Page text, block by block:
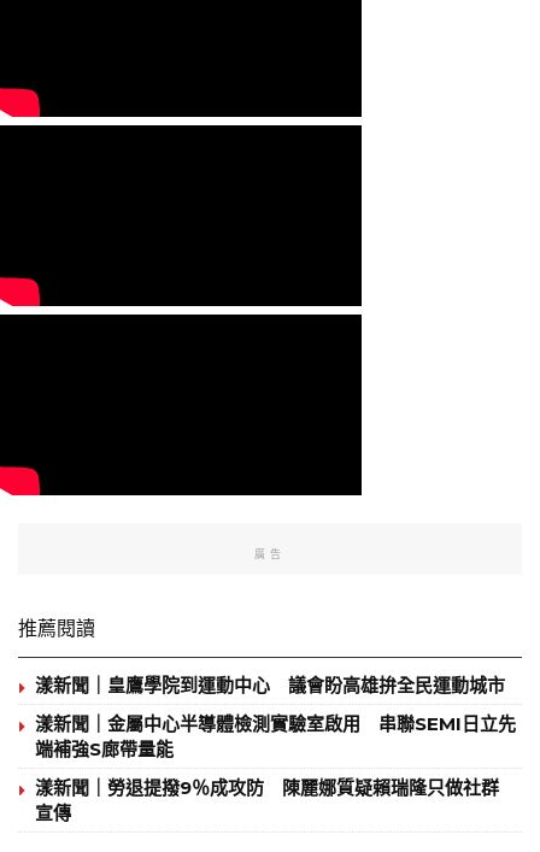
廣告
推薦閱讀
漾新聞｜皇鷹學院到運動中心 議會盼高雄拚全民運動城市
漾新聞｜金屬中心半導體檢測實驗室啟用 串聯SEMI日立先
端補強S廊帶量能
漾新聞｜勞退提撥9％成攻防 陳麗娜質疑賴瑞隆只做社群
宣傳